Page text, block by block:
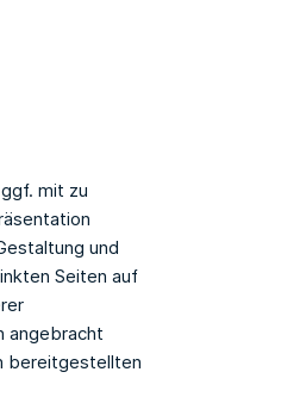
mit zu
und
Seiten auf
angebracht
bereitgestellten